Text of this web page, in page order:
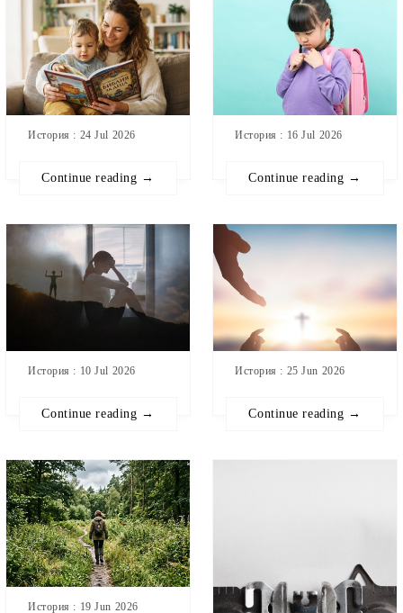
История : 24 Jul 2026
Continue reading →
История : 16 Jul 2026
Continue reading →
История : 10 Jul 2026
Continue reading →
История : 25 Jun 2026
Continue reading →
История : 19 Jun 2026